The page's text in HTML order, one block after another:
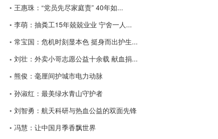
王惠珠：“党员先尽家庭责” 40年如...
李萌：抽粪工15年兢兢业业 宁舍一人...
常宝国：危机时刻显本色 挺身而出护生...
刘壮：外卖小哥志愿公益十余载 献血捐...
熊俊：毫厘间护城市电力动脉
孙淑红：最美绿水青山守护者
刘智勇：航天科研与热血公益的双面先锋
冯慧：让中国月季香飘世界